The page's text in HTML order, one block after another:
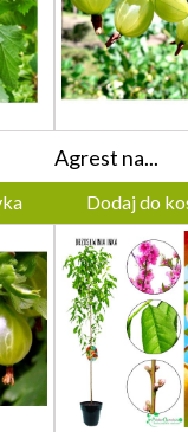
Agrest na...
Dodaj do